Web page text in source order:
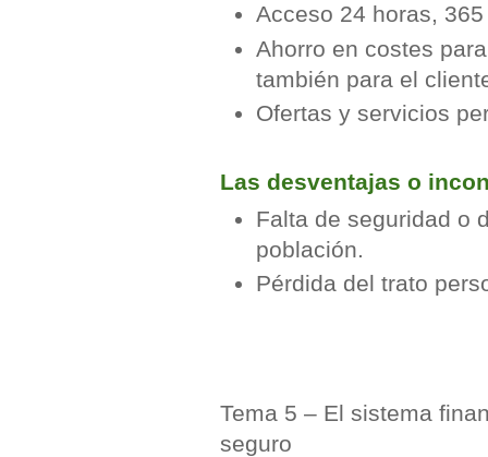
Acceso 24 horas,
Ahorro en costes
también para el
Ofertas y servicios
Las desventajas o
Falta de seguridad o
población.
Pérdida del trato
Tema 5 – El sistema
seguro